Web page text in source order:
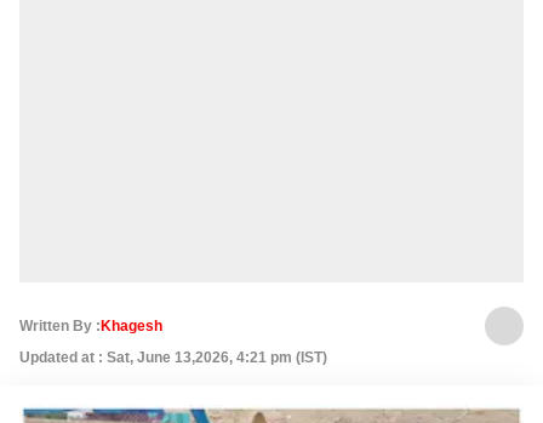
Written By : Khagesh
Updated at : Sat, June 13,2026, 4:21 pm (IST)